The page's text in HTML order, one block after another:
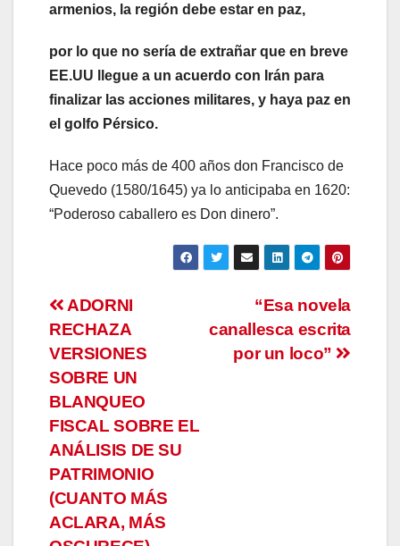
armenios, la región debe estar en paz,
por lo que no sería de extrañar que en breve
EE.UU llegue a un acuerdo con Irán para
finalizar las acciones militares, y haya paz en
el golfo Pérsico.
Hace poco más de 400 años don Francisco de
Quevedo (1580/1645) ya lo anticipaba en 1620:
“Poderoso caballero es Don dinero”.
Navegación
de
entradas
“Esa novela
canallesca escrita
por un loco”
ADORNI
RECHAZA
VERSIONES
SOBRE UN
BLANQUEO
FISCAL SOBRE EL
ANÁLISIS DE SU
PATRIMONIO
(CUANTO MÁS
ACLARA, MÁS